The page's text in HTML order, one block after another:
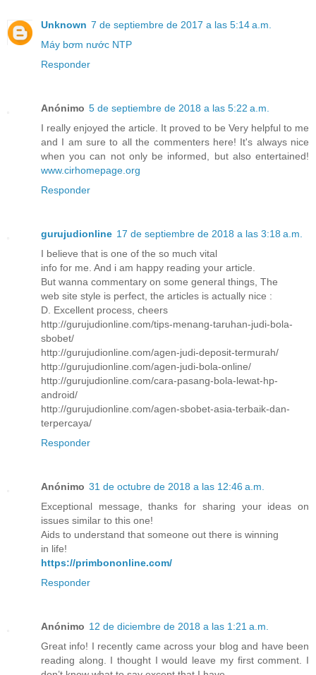
Unknown 7 de septiembre de 2017 a las 5:14 a.m.
Máy bơm nước NTP
Responder
Anónimo 5 de septiembre de 2018 a las 5:22 a.m.
I really enjoyed the article. It proved to be Very helpful to me
and I am sure to all the commenters here! It's always nice
when you can not only be informed, but also entertained!
www.cirhomepage.org
Responder
gurujudionline 17 de septiembre de 2018 a las 3:18 a.m.
I believe that is one of the so much vital
info for me. And i am happy reading your article.
But wanna commentary on some general things, The
web site style is perfect, the articles is actually nice :
D. Excellent process, cheers
http://gurujudionline.com/tips-menang-taruhan-judi-bola-
sbobet/
http://gurujudionline.com/agen-judi-deposit-termurah/
http://gurujudionline.com/agen-judi-bola-online/
http://gurujudionline.com/cara-pasang-bola-lewat-hp-
android/
http://gurujudionline.com/agen-sbobet-asia-terbaik-dan-
terpercaya/
Responder
Anónimo 31 de octubre de 2018 a las 12:46 a.m.
Exceptional message, thanks for sharing your ideas on
issues similar to this one!
Aids to understand that someone out there is winning
in life!
https://primbononline.com/
Responder
Anónimo 12 de diciembre de 2018 a las 1:21 a.m.
Great info! I recently came across your blog and have been
reading along. I thought I would leave my first comment. I